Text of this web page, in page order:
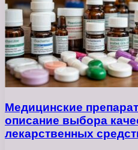
Медицинские
описание выбора
лекарственных